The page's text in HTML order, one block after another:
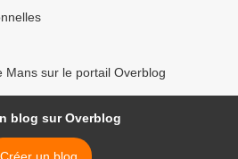
Mans sur le portail Overblog
blog sur Overblog